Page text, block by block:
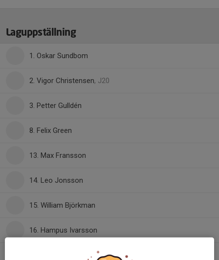
Laguppställning
1. Oskar Sundbom
2. Vigor Christensen, J20
3. Petter Gulldén
8. Felix Green
13. Max Fransson
14. Leo Jonsson
15. William Björkman
16. Hampus Ivarsson